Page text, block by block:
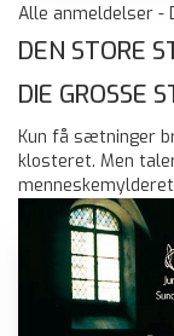
Alle anmeldelser -
DEN STORE
DIE GROSSE
Kun få sætninger
klosteret. Men